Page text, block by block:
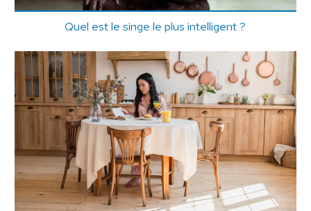
Quel est le singe le plus intelligent ?